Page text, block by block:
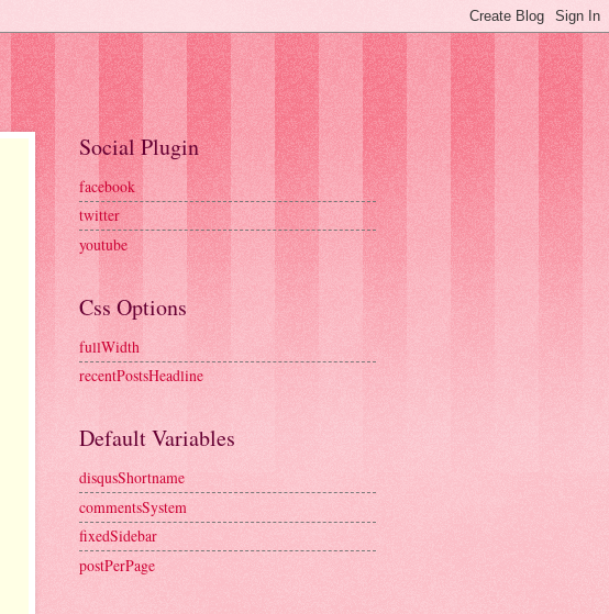
Social Plugin
facebook
twitter
youtube
Css Options
fullWidth
recentPostsHeadline
Default Variables
disqusShortname
commentsSystem
fixedSidebar
postPerPage